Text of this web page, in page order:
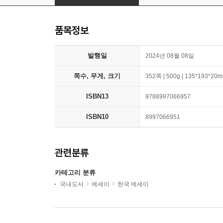
품목정보
발행일 2024년 08월 08일
쪽수, 무게, 크기 352쪽 | 500g |
ISBN13 9788997066957
ISBN10 8997066951
관련분류
카테고리 분류
국내도서 에세이 한국 에세이